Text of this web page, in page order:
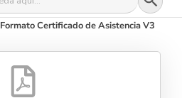
Formato Certificado de Asistencia V3